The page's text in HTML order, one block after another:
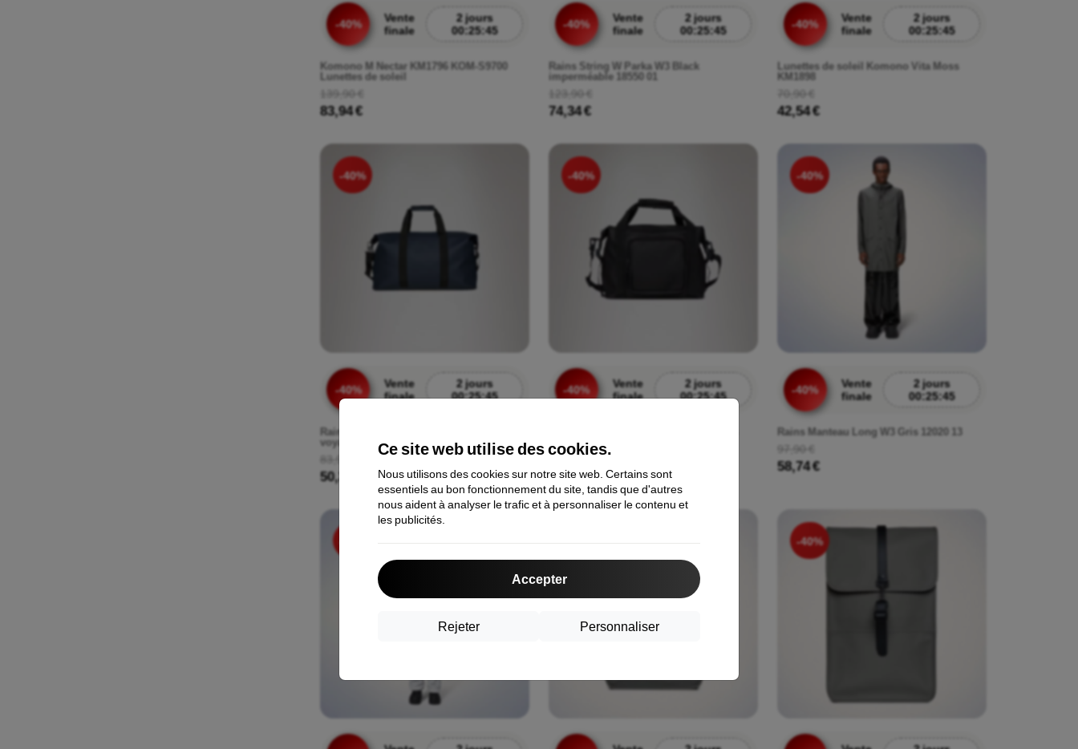
Ce site web utilise des cookies.
Nous utilisons des cookies sur notre site web. Certains sont
essentiels au bon fonctionnement du site, tandis que d'autres
nous aident à analyser le trafic et à personnaliser le contenu et
les publicités.
Accepter
Personnaliser
Rejeter
-40%
Vente
finale
2 jours
00:25:43
Komono M Nectar KM1796 KOM-S9700
Lunettes de soleil
139,90 €
83,94 €
-40%
Vente
finale
2 jours
00:25:43
Rains String W Parka W3 Black
imperméable 18550 01
123,90 €
74,34 €
-40%
Vente
finale
2 jours
00:25:43
Lunettes de soleil Komono Vita Moss
KM1898
70,90 €
42,54 €
-40%
-40%
Vente
finale
2 jours
00:25:43
Rains Hilo Weekend Bag W3 Navy sac de
voyage 14200 47
83,90 €
50,34 €
-40%
-40%
Vente
finale
2 jours
00:25:43
14230 01
110,90 €
66,54 €
-40%
-40%
Vente
finale
2 jours
00:25:43
Rains Manteau Long W3 Gris 12020 13
97,90 €
58,74 €
-40%